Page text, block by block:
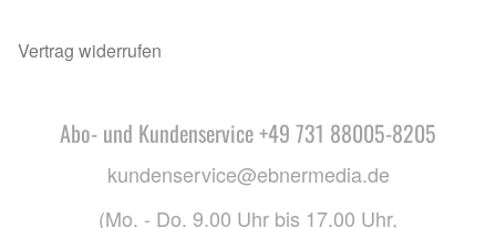
Vertrag widerrufen
Abo- und Kundenservice +49 731 88005-8205
kundenservice@ebnermedia.de
(Mo. - Do. 9.00 Uhr bis 17.00 Uhr,